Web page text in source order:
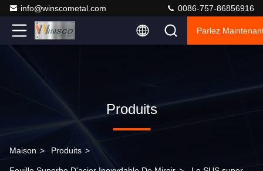
info@winscometal.com 0086-757-86856916
Parlez
Produits
Maison > Produits >